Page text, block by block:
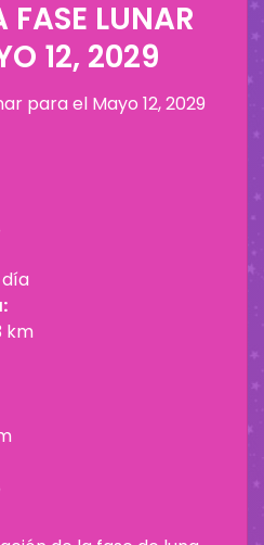
FASE LUNAR
12, 2029
para el Mayo 12, 2029
km